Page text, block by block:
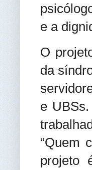
e a
O
da
e
“Quem
projeto